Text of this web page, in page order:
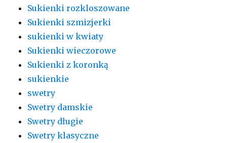
Sukienki rozkloszowane
Sukienki szmizjerki
sukienki w kwiaty
Sukienki wieczorowe
Sukienki z koronką
sukienkie
swetry
Swetry damskie
Swetry długie
Swetry klasyczne